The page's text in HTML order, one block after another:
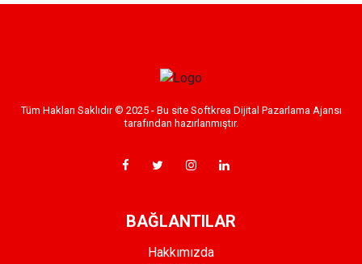
Tüm Hakları Saklıdır © 2025 - Bu site Softkrea Dijital Pazarlama Ajansı
tarafından hazırlanmıştır.
BAĞLANTILAR
Hakkımızda